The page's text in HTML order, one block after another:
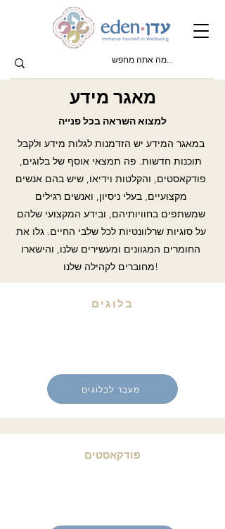
מאגר מידע
למצוא השראה בכל פנייה
במאגר המידע יש הזדמנות לגלות מידע ולקבל
תוכנות חדשות. פה תמצאי אוסף של בלוגים,
פודקאסטים, והקלטות וידיאו, שיש בהם אנשים
מקצועיים, בעלי ניסיון, ואנשים רגילים
שמשתפים בחוויותיהם, ובידע המקצועי שלהם
על סוגיות שרלוונטיות לכל שלבי החיים. גלו את
החומרים המגוונים ומעשירים שלנו, והישארו
מחוברים לקהילה שלנו!
בלוגים
מעבר לבלוגים
פודקאסטים